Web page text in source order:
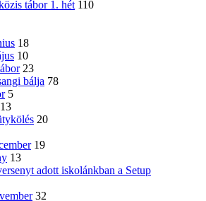
tábor 1. hét 110
18
10
23
bálja 78
5
13
20
19
13
adott iskolánkban a Setup
32